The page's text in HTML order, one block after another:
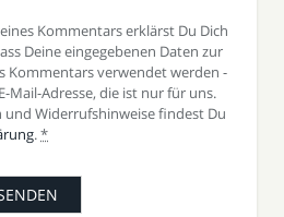
Kommentars erklärst Du Dich
Deine eingegebenen Daten zur
Kommentars verwendet werden -
Mail-Adresse, die ist nur für uns.
Widerrufshinweise findest Du
.*